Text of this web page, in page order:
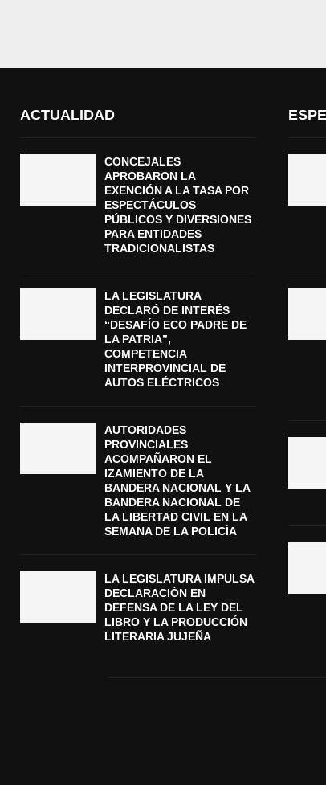
ACTUALIDAD
CONCEJALES
APROBARON LA
EXENCIÓN A LA TASA POR
ESPECTÁCULOS
PÚBLICOS Y DIVERSIONES
PARA ENTIDADES
TRADICIONALISTAS
LA LEGISLATURA
DECLARÓ DE INTERÉS
“DESAFÍO ECO PADRE DE
LA PATRIA”,
COMPETENCIA
INTERPROVINCIAL DE
AUTOS ELÉCTRICOS
AUTORIDADES
PROVINCIALES
ACOMPAÑARON EL
IZAMIENTO DE LA
BANDERA NACIONAL Y LA
BANDERA NACIONAL DE
LA LIBERTAD CIVIL EN LA
SEMANA DE LA POLICÍA
LA LEGISLATURA IMPULSA
DECLARACIÓN EN
DEFENSA DE LA LEY DEL
LIBRO Y LA PRODUCCIÓN
LITERARIA JUJEÑA